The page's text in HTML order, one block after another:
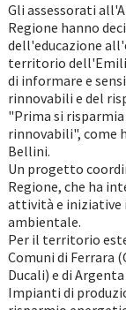
Gli assessorati
Regione hanno
dell'educazione
territorio
di informare e
rinnovabili e del
"Prima si
rinnovabili", come
Bellini.
Un progetto
Regione, che ha
attività e iniziative
ambientale.
Per il territorio
Comuni di Ferrara
Ducali) e di
Impianti di